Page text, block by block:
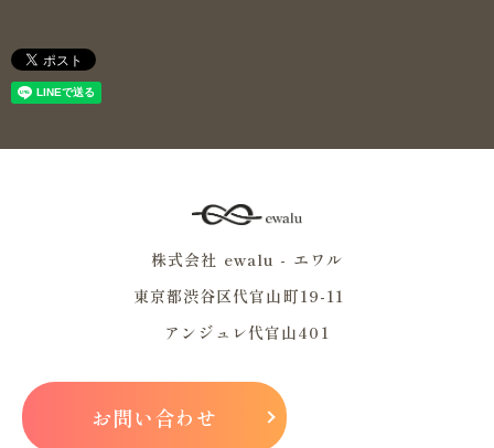
株式会社 ewalu - エワル
東京都渋谷区代官山町19-11
アンジュレ代官山401
お問い合わせ